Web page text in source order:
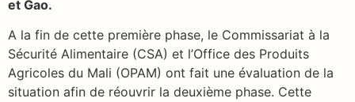
et Gao.
A la fin de cette première phase, le Commissariat à la
Sécurité Alimentaire (CSA) et l’Office des Produits
Agricoles du Mali (OPAM) ont fait une évaluation de la
situation afin de réouvrir la deuxième phase. Cette